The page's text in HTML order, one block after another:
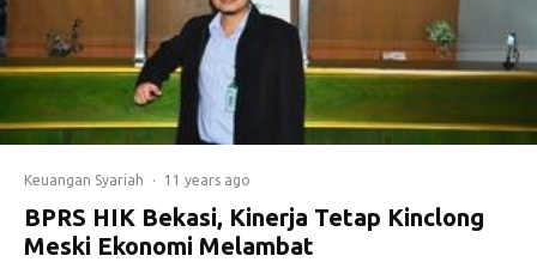
Keuangan Syariah · 11 years ago
BPRS HIK Bekasi, Kinerja Tetap Kinclong
Meski Ekonomi Melambat